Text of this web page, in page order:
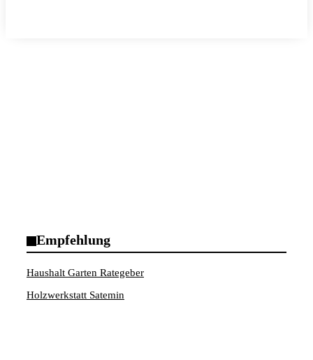
Empfehlung
Haushalt Garten Rategeber
Holzwerkstatt Satemin